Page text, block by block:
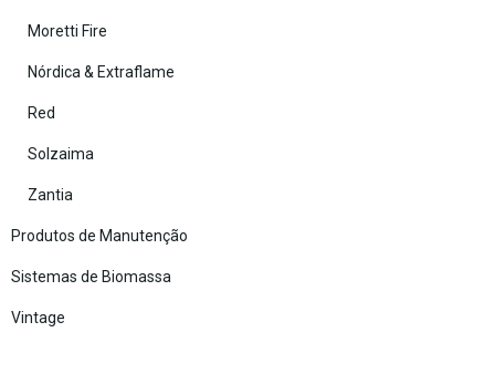
Moretti Fire
Nórdica & Extraflame
Red
Solzaima
Zantia
Produtos de Manutenção
Sistemas de Biomassa
Vintage